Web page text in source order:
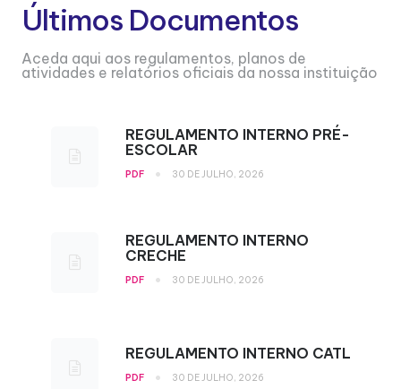
Últimos Documentos
Aceda aqui aos regulamentos, planos de
atividades e relatórios oficiais da nossa instituição
REGULAMENTO INTERNO PRÉ-
ESCOLAR
PDF • 30 DE JULHO, 2026
REGULAMENTO INTERNO
CRECHE
PDF • 30 DE JULHO, 2026
REGULAMENTO INTERNO CATL
PDF • 30 DE JULHO, 2026